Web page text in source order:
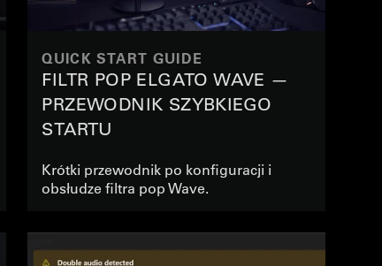
QUICK START GUIDE
FILTR POP ELGATO WAVE —
PRZEWODNIK SZYBKIEGO
STARTU
Krótki przewodnik po konfiguracji i
obsłudze filtra pop Wave.